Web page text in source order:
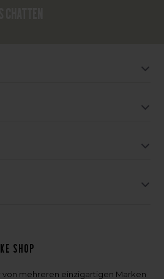
shop
mehreren einzigartigen Marken